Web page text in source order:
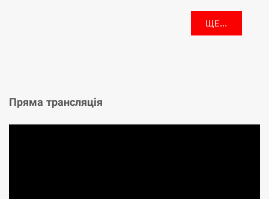
ЩЕ...
Пряма трансляція